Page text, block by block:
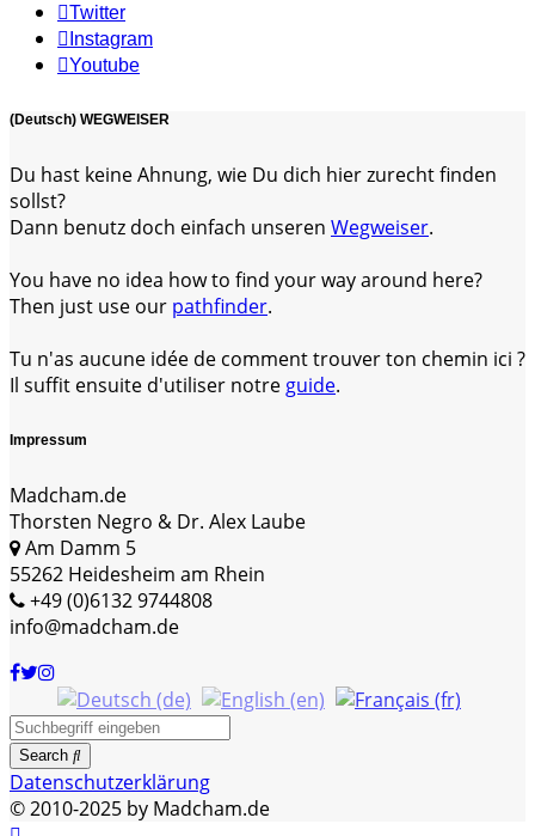
Twitter
Instagram
Youtube
(Deutsch) WEGWEISER
Du hast keine Ahnung, wie Du dich hier zurecht finden
sollst?
Dann benutz doch einfach unseren Wegweiser.
You have no idea how to find your way around here?
Then just use our pathfinder.
Tu n'as aucune idée de comment trouver ton chemin ici ?
Il suffit ensuite d'utiliser notre guide.
Impressum
Madcham.de
Thorsten Negro & Dr. Alex Laube
Am Damm 5
55262 Heidesheim am Rhein
+49 (0)6132 9744808
info@madcham.de
Search
Datenschutzerklärung
© 2010-2025 by Madcham.de